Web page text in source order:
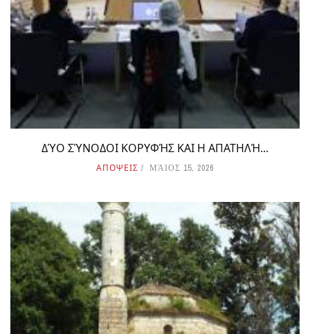
ΔΎΟ ΣΎΝΟΔΟΙ ΚΟΡΥΦΉΣ ΚΑΙ Η ΑΠΑΤΗΛΉ...
ΑΠΟΨΕΙΣ ΜΆΙΟΣ 15, 2026